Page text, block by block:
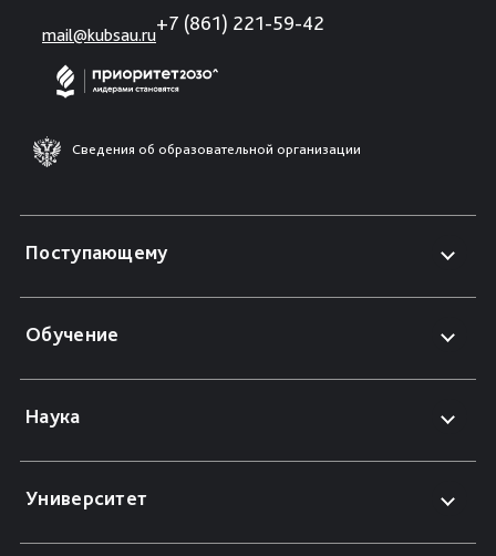
mail@kubsau.ru
+7 (861) 221-59-42
Сведения об образовательной организации
Поступающему
Обучение
Наука
Университет